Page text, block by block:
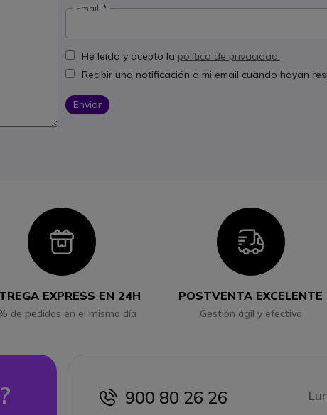
Email:
He leído y acepto la política de privacidad.
Recibir una notificación a mi email cuando hayan
Enviar
Icon
EXPRESS EN 24H
de pedidos en el mismo día
Icon
POSTVENTA EXCELENTE
Gestión ágil y efectiva
icon
900 80 26 26